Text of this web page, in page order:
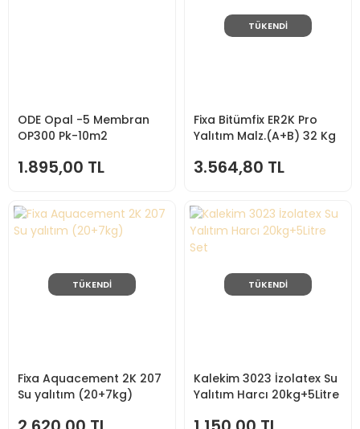
ODE Opal -5 Membran
OP300 Pk-10m2
1.895,00 TL
TÜKENDİ
Fixa Bitümfix ER2K Pro
Yalıtım Malz.(A+B) 32 Kg
3.564,80 TL
TÜKENDİ
Fixa Aquacement 2K 207
Su yalıtım (20+7kg)
TÜKENDİ
Kalekim 3023 İzolatex Su
Yalıtım Harcı 20kg+5Litre